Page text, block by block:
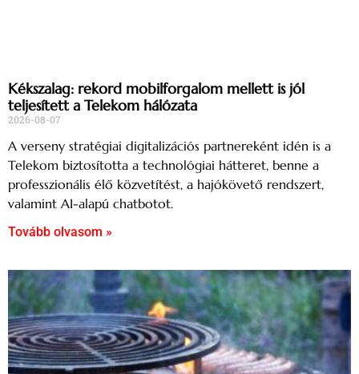
Kékszalag: rekord mobilforgalom mellett is jól
teljesített a Telekom hálózata
2026-08-07
A verseny stratégiai digitalizációs partnereként idén is a
Telekom biztosította a technológiai hátteret, benne a
professzionális élő közvetítést, a hajókövető rendszert,
valamint AI-alapú chatbotot.
Tovább olvasom »